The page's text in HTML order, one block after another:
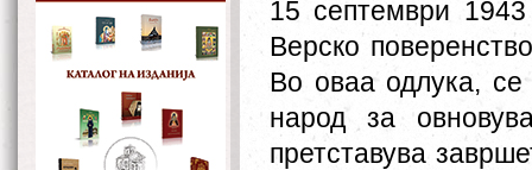
15 септември
Верско
Во оваа одлука, се
народ за
претставува